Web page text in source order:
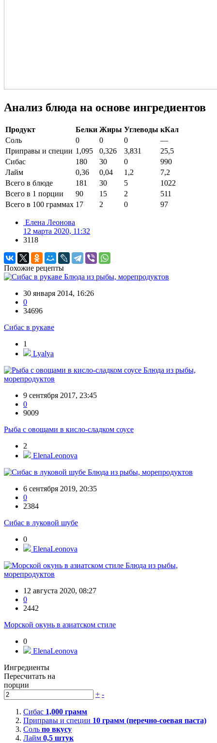
Анализ блюда на основе ингредиентов
Продукт Белки Жиры Углеводы кКал
Соль
0 0 0
—
Приправы и специи 1,095 0,326 3,831
25,5
Сибас
180 30 0
990
Лайм
0,36 0,04 1,2
7,2
Всего в блюде
181 30 5
1022
Всего в 1 порции
90 15 2
511
Всего в 100 граммах 17 2 0 97
Елена Леонова
12 марта 2020, 11:32
3118
Похожие рецепты
Блюда из рыбы, морепродуктов
30 января 2014, 16:26
0
34696
Сибас в рукаве
1
Lyalya
Блюда из рыбы,
морепродуктов
9 сентября 2017, 23:45
0
9009
Рыба с овощами в кисло-сладком соусе
2
ElenaLeonova
Блюда из рыбы, морепродуктов
6 сентября 2019, 20:35
0
2384
Сибас в луковой шубе
0
ElenaLeonova
Блюда из рыбы,
морепродуктов
12 августа 2020, 08:27
0
2442
Морской окунь в азиатском стиле
0
ElenaLeonova
Ингредиенты
Пересчитать на
порции
+ -
Сибас 1,000 грамм
Приправы и специи 10 грамм (перечно-соевая паста)
Соль по вкусу
Лайм 0,5 штук